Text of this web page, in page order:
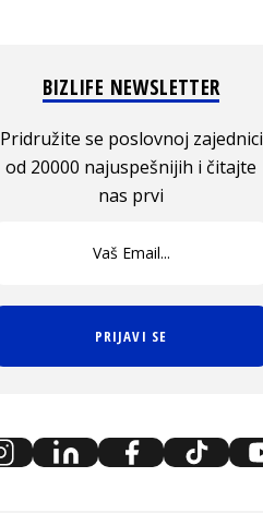
BIZLIFE NEWSLETTER
Pridružite se poslovnoj zajednici
od 20000 najuspešnijih i čitajte
nas prvi
PRIJAVI SE